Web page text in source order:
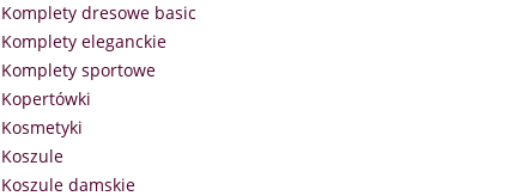
Komplety dresowe basic
Komplety eleganckie
Komplety sportowe
Kopertówki
Kosmetyki
Koszule
Koszule damskie